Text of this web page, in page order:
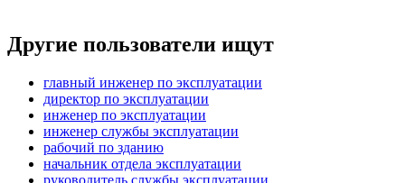
Другие пользователи ищут
главный инженер по эксплуатации
директор по эксплуатации
инженер по эксплуатации
инженер службы эксплуатации
рабочий по зданию
начальник отдела эксплуатации
руководитель службы эксплуатации